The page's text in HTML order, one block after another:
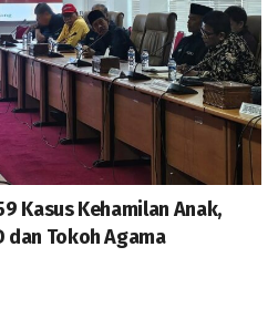
Kasus Kehamilan Anak,
dan Tokoh Agama